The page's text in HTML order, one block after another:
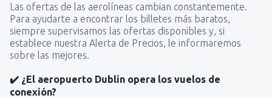
Las ofertas de las aerolíneas cambian constantemente.
Para ayudarte a encontrar los billetes más baratos,
siempre supervisamos las ofertas disponibles y, si
establece nuestra Alerta de Precios, le informaremos
sobre las mejores.
✔️ ¿El aeropuerto Dublin opera los vuelos de
conexión?